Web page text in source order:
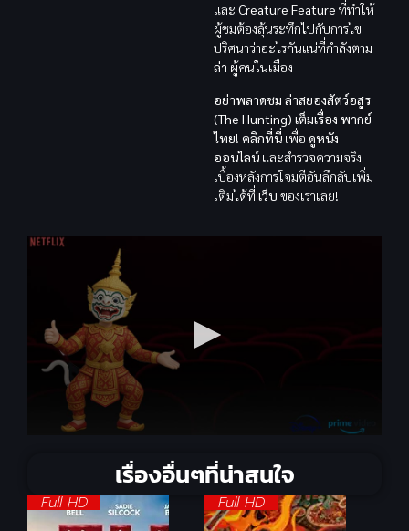
และ Creature Feature ที่ทำให้
ผู้ชมต้องลุ้นระทึกไปกับการไข
ปริศนาว่าอะไรกันแน่ที่กำลังตาม
ล่า ผู้คนในเมือง
อย่าพลาดชม ล่าสยองสัตว์อสูร
(The Hunting) เต็มเรื่อง พากย์
ไทย! คลิกที่นี่ เพื่อ ดูหนัง
ออนไลน์ และสำรวจความจริง
เบื้องหลังการโจมตีอันลึกลับเพิ่ม
เติมได้ที่ เว็บ ของเราเลย!
เรื่องอื่นๆที่น่าสนใจ
Full HD Full HD